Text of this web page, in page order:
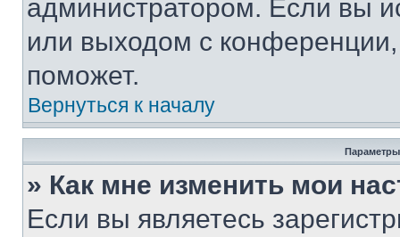
администратором. Если вы
или выходом с
поможет.
Вернуться к началу
Параметры
» Как мне изменить мои
Если вы являетесь